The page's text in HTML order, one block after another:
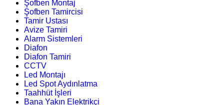
Şofben Montaj
Şofben Tamircisi
Tamir Ustası
Avize Tamiri
Alarm Sistemleri
Diafon
Diafon Tamiri
CCTV
Led Montajı
Led Spot Aydınlatma
Taahhüt İşleri
Bana Yakın Elektrikçi